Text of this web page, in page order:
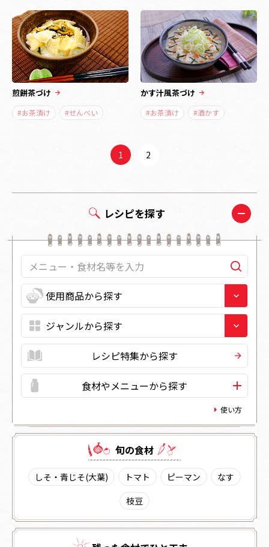
煎餅茶づけ
#お茶漬け #せんべい
かす汁風茶づけ
#お茶漬け #酒かす
1 2
レシピを探す
レシピ特集から探す
食材やメニューから探す
使い方
旬の⾷材
しそ・青じそ(大葉) トマト ピーマン
なす
枝豆